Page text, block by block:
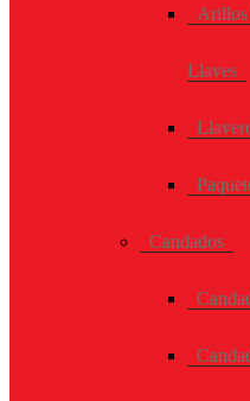
Arillos
Llaves
Candados